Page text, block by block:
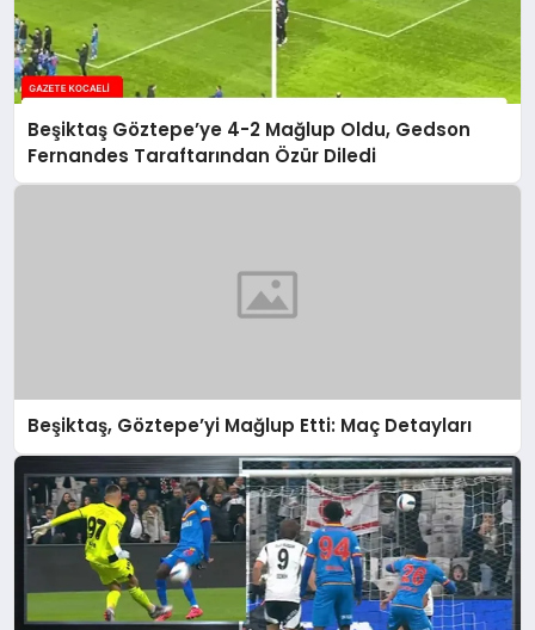
Beşiktaş Göztepe’ye 4-2 Mağlup Oldu, Gedson
Fernandes Taraftarından Özür Diledi
Beşiktaş, Göztepe’yi Mağlup Etti: Maç Detayları